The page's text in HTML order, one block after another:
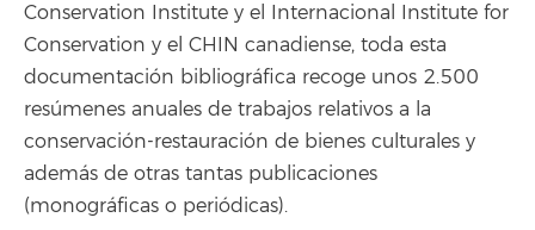
Conservation Institute y el Internacional Institute for
Conservation y el CHIN canadiense, toda esta
documentación bibliográfica recoge unos 2.500
resúmenes anuales de trabajos relativos a la
conservación-restauración de bienes culturales y
además de otras tantas publicaciones
(monográficas o periódicas).